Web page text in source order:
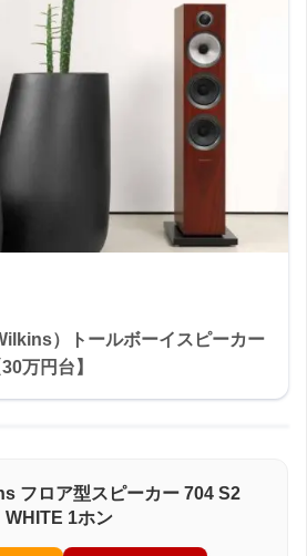
）トールボーイスピーカー
万円台】
フロア型スピーカー 704 S2
WHITE 1ホン